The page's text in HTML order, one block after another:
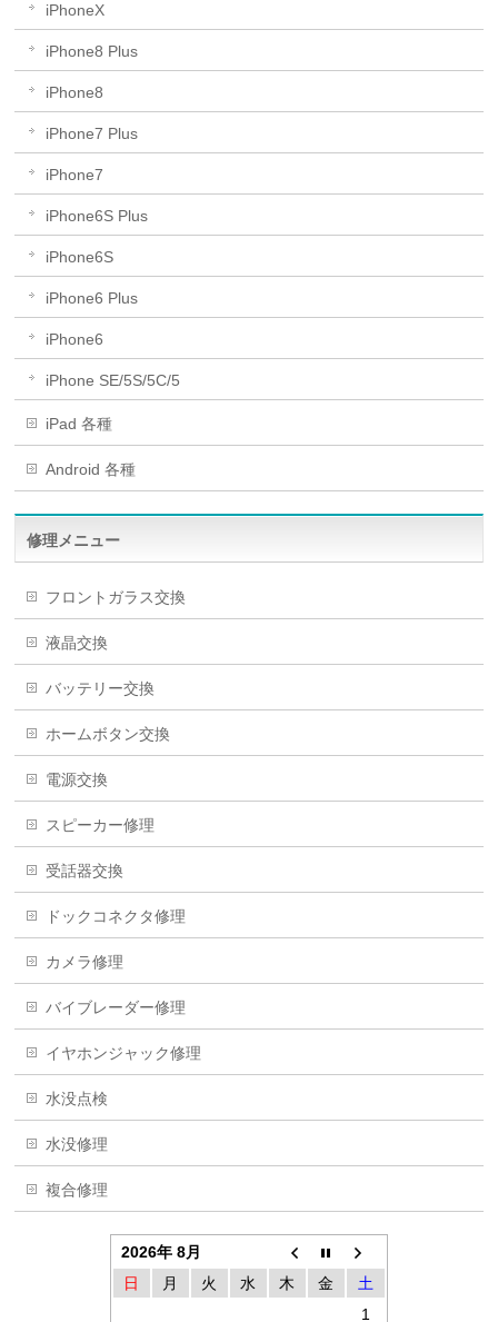
iPhoneX
iPhone8 Plus
iPhone8
iPhone7 Plus
iPhone7
iPhone6S Plus
iPhone6S
iPhone6 Plus
iPhone6
iPhone SE/5S/5C/5
iPad 各種
Android 各種
修理メニュー
フロントガラス交換
液晶交換
バッテリー交換
ホームボタン交換
電源交換
スピーカー修理
受話器交換
ドックコネクタ修理
カメラ修理
バイブレーダー修理
イヤホンジャック修理
水没点検
水没修理
複合修理
2026年 8月
日
月 火 水 木 金
土
1